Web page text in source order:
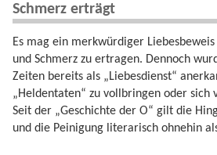
Schmerz erträgt
Es mag ein merkwürdiger Liebesbeweis
und Schmerz zu ertragen. Dennoch
Zeiten bereits als „Liebesdienst“
„Heldentaten“ zu vollbringen oder sich
Seit der „Geschichte der O“ gilt die
und die Peinigung literarisch ohnehin